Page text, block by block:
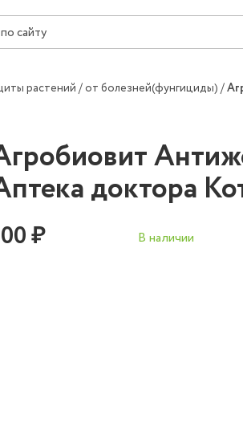
растений от болезней(фунгициды)
доктора
₽ В наличии
В КОРЗИНУ
Согласие наобработку персональных
ОК